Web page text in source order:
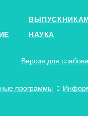
НАУКА
Версия для
программы